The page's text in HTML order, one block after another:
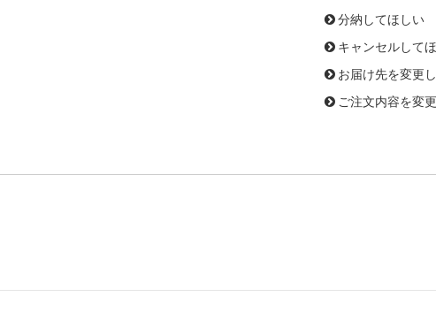
分納してほしい
キャンセルして
お届け先を変更
ご注文内容を変